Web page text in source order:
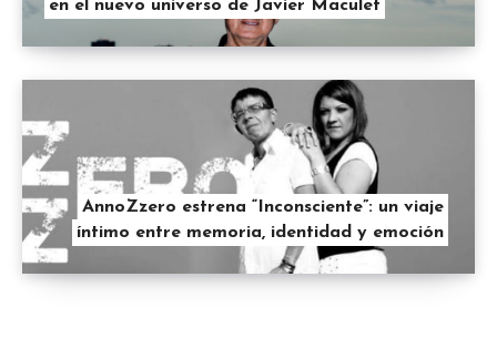
en el nuevo universo de Javier Maculet
AnnoZzero estrena “Inconsciente”: un viaje
íntimo entre memoria, identidad y emoción